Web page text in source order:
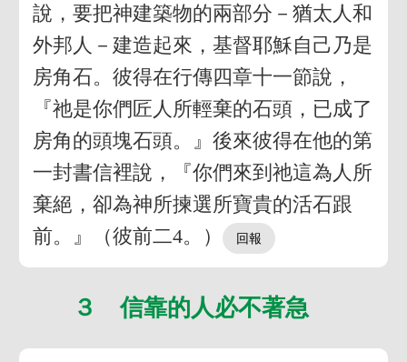
說，要把神建築物的兩部分－猶太人和
外邦人－建造起來，基督耶穌自己乃是
房角石。彼得在行傳四章十一節說，
『祂是你們匠人所輕棄的石頭，已成了
房角的頭塊石頭。』後來彼得在他的第
一封書信裡說，『你們來到祂這為人所
棄絕，卻為神所揀選所寶貴的活石跟
前。』（彼前二4。）
３ 信靠的人必不著急